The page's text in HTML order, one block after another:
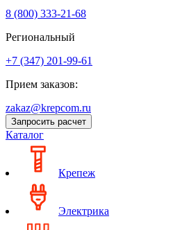
8 (800) 333‑21-68
Региональный
+7 (347) 201-99-61
Прием заказов:
zakaz@krepcom.ru
Запросить расчет
Каталог
Крепеж
Электрика